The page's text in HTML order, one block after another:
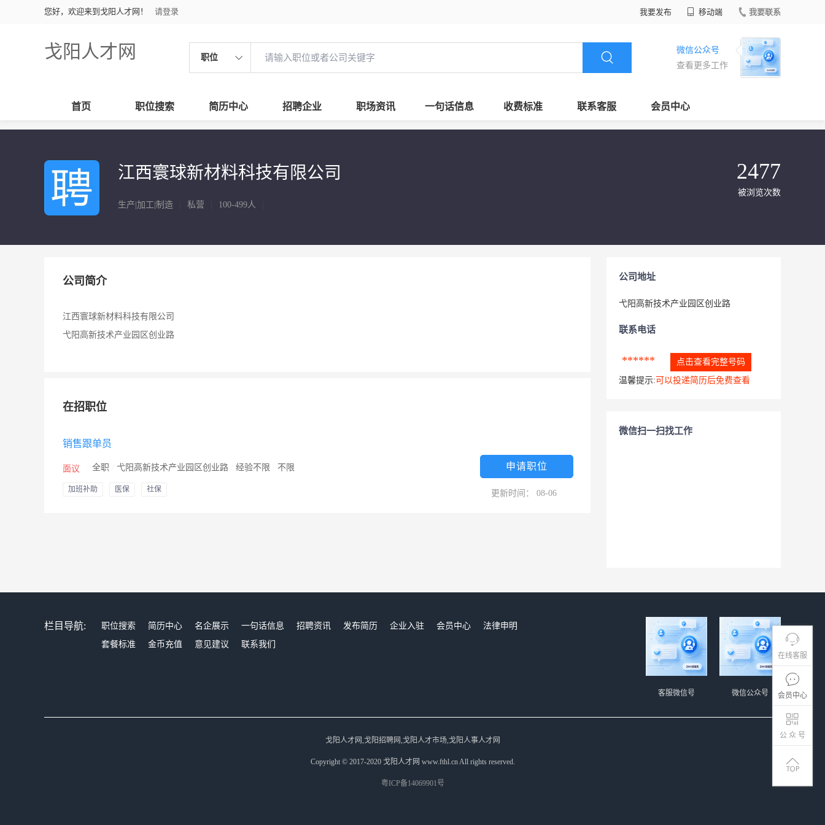
您好，欢迎来到戈阳人才网！ 请登录 我要发布 移动端 我要联系
戈阳人才网 职位
微信公众号
查看更多工作
首页 职位搜索 简历中心 招聘企业 职场资讯 一句话信息 收费标准 联系客服 会员中心
在线客服
会员中心
公 众 号
江西寰球新材料科技有限公司
生产|加工|制造 私营 100-499人
2477
被浏览次数
公司简介
江西寰球新材料科技有限公司
弋阳高新技术产业园区创业路
在招职位
销售跟单员
面议 全职 弋阳高新技术产业园区创业路 经验不限 不限
加班补助 医保 社保
申请职位
更新时间： 08-06
公司地址
弋阳高新技术产业园区创业路
联系电话
******
点击查看完整号码
温馨提示: 可以投递简历后免费查看
微信扫一扫找工作
栏目导航: 职位搜索 简历中心 名企展示 一句话信息 招聘资讯 发布简历 企业入驻 会员中心
法律申明
套餐标准
金币充值 意见建议 联系我们
微信公众号
客服微信号
戈阳人才网,戈阳招聘网,戈阳人才市场,戈阳人事人才网
Copyright © 2017-2020 戈阳人才网 www.fthl.cn All rights reserved.
粤ICP备14069901号